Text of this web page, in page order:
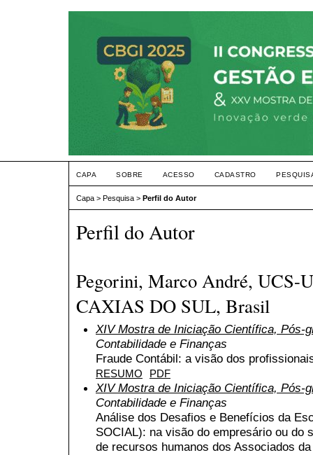
CAPA SOBRE ACESSO CADASTRO
Capa > Pesquisa > Perfil do Autor
Perfil do Autor
Pegorini, Marco André, UCS-
CAXIAS DO SUL, Brasil
XIV Mostra de Iniciação Científica, Pós-
Contabilidade e Finanças
Fraude Contábil: a visão dos
RESUMO PDF
XIV Mostra de Iniciação Científica, Pós-
Contabilidade e Finanças
Análise dos Desafios e Benefícios da
SOCIAL): na visão do empresário ou do
de recursos humanos dos Associados